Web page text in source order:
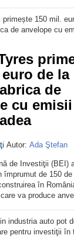
de la
de
cu
Autor: Ada Ştefan
de Investiţii (BEI)
împrumut de 150
în
va produce